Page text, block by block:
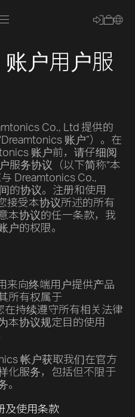
账户用户服
Co., Ltd 提供的
账户”）。在
账户前，请仔细阅
服务协议（以下简称“本
Dreamtonics Co.,
的协议。注册和使用
接受本协议所述的所有
本协议的任一条款，我
户的权限。
来向终端用户提供产品
所有权属于
在持续遵守所有相关法律
本协议规定目的使用
帐户获取我们在官方
化服务，包括但不限于
。
及使用条款
Loading